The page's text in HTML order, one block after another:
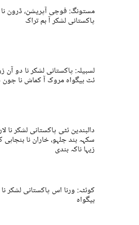
مستونگ: فوجی آپریشن، ڈرون
پاکستانی لشکر آ بم تراک
لسبیلہ: پاکستانی لشکر نا دو آن
ئٹ بیگواہ مروک آ کماش نا جون
دالبندین ئٹی پاکستانی لشکر نا
سکہہ بند جلہو، خاران نا بنجاہی
زیہا ناکہ بندی
کوئٹہ: ورنا اس پاکستانی لشکر
بیگواہ